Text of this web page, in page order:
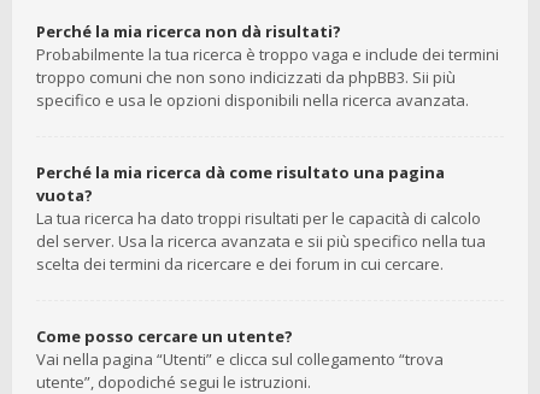
Perché la mia ricerca non dà risultati?
Probabilmente la tua ricerca è troppo vaga e include dei termini
troppo comuni che non sono indicizzati da phpBB3. Sii più
specifico e usa le opzioni disponibili nella ricerca avanzata.
Perché la mia ricerca dà come risultato una pagina
vuota?
La tua ricerca ha dato troppi risultati per le capacità di calcolo
del server. Usa la ricerca avanzata e sii più specifico nella tua
scelta dei termini da ricercare e dei forum in cui cercare.
Come posso cercare un utente?
Vai nella pagina “Utenti” e clicca sul collegamento “trova
utente”, dopodiché segui le istruzioni.